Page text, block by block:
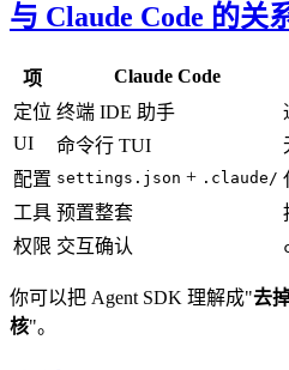
与 Claude Code 的关
项 Claude Code
定位 终端 IDE 助手
UI
命令行 TUI
配置 settings.json + .claude/
工具 预置整套
权限 交互确认
你可以把 Agent SDK 理解成"去
核"。